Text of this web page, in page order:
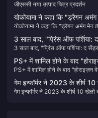
जीएससी नया उत्पाद चित्र प्रदर्शन
योकोयामा ने कहा कि "ड्रैगन
प्रणाली से विरासत में मिला है।
योकोयामा ने कहा कि "ड्रैगन अमंग मेन
विरासत में मिला है।
3 साल बाद, "प्रिंस ऑफ
पृष्ठभूमि में दिखाई देती है
3 साल बाद, "प्रिंस ऑफ पर्शिया: द
PS+ में शामिल होने के बाद
का नुकसान होने की उम्मीद है
PS+ में शामिल होने के बाद
होने की उम्मीद है
गेम इन्फॉर्मर ने 2023 के शीर्ष
ने वर्ष का सर्वश्रेष्ठ पुरस्कार जीता
गेम इन्फॉर्मर ने 2023 के शीर्ष 10